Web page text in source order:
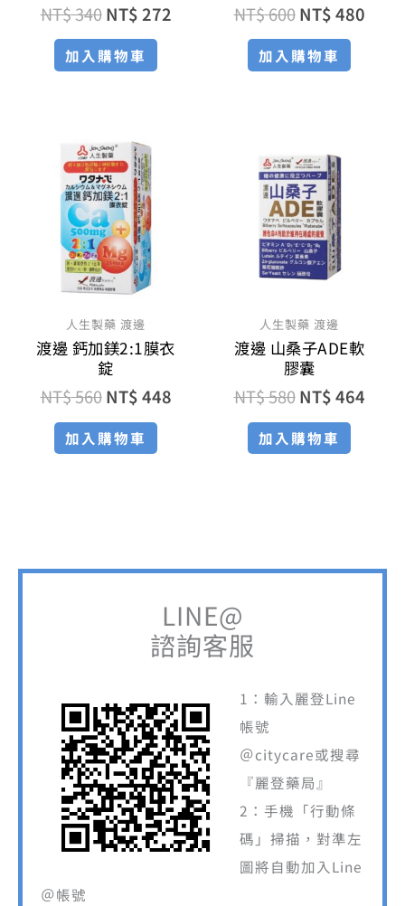
NT$340 NT$ 272
加入購物車
NT$600 NT$480
加入購物車
人生製藥 渡邊
渡邊 鈣加鎂2:1膜衣
錠
NT$560
原
始
價
格：
NT$ 560。
NT$448
加入購物車
人生製藥 渡邊
渡邊 山桑子ADE軟
膠囊
NT$580
始
價
格：
NT$ 580。
NT$464
加入購物車
LINE@
諮詢客服
1：輸入麗登Line
帳號
＠citycare或搜尋
『麗登藥局』
2：手機「行動條
碼」掃描，對準左
圖將自動加入Line
＠帳號